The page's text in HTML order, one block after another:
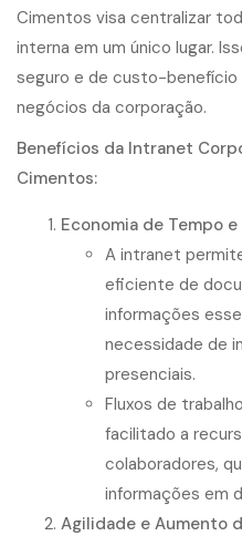
Cimentos visa centralizar
interna em um único lugar.
seguro e de custo-
negócios da corporação.
Benefícios da Intranet
Cimentos:
Economia de Tempo
A intranet
eficiente de
informações
necessidade de
presenciais.
Fluxos de
facilitado a
colaboradores,
informações em
Agilidade e Aumento